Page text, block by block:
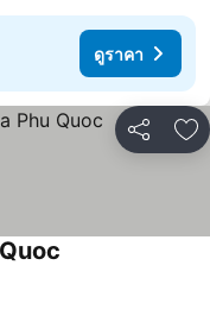
ดูราคา
แชร์ เ